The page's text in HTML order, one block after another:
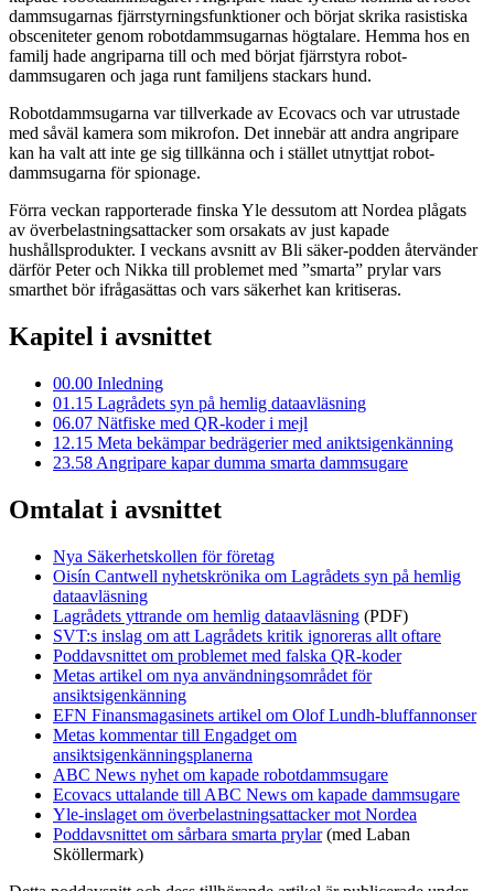
dammsugarnas fjärrstyrningsfunktioner och börjat skrika rasistiska
obsceniteter genom robot­dammsugarnas högtalare. Hemma hos en
familj hade angriparna till och med börjat fjärrstyra robot­
dammsugaren och jaga runt familjens stackars hund.
Robot­dammsugarna var tillverkade av Ecovacs och var utrustade
med såväl kamera som mikrofon. Det innebär att andra angripare
kan ha valt att inte ge sig tillkänna och i stället utnyttjat robot­
dammsugarna för spionage.
Förra veckan rapporterade finska Yle dessutom att Nordea plågats
av överbelastnings­attacker som orsakats av just kapade
hushållsprodukter. I veckans avsnitt av Bli säker-podden återvänder
därför Peter och Nikka till problemet med ”smarta” prylar vars
smarthet bör ifrågasättas och vars säkerhet kan kritiseras.
Kapitel i avsnittet
00.00 Inledning
01.15 Lagrådets syn på hemlig dataavläsning
06.07 Nätfiske med QR-koder i mejl
12.15 Meta bekämpar bedrägerier med aniktsigenkänning
23.58 Angripare kapar dumma smarta dammsugare
Omtalat i avsnittet
Nya Säkerhetskollen för företag
Oisín Cantwell nyhetskrönika om Lagrådets syn på hemlig
dataavläsning
Lagrådets yttrande om hemlig dataavläsning (PDF)
SVT:s inslag om att Lagrådets kritik ignoreras allt oftare
Poddavsnittet om problemet med falska QR-koder
Metas artikel om nya användningsområdet för
ansiktsigenkänning
EFN Finansmagasinets artikel om Olof Lundh-bluffannonser
Metas kommentar till Engadget om
ansiktsigenkänningsplanerna
ABC News nyhet om kapade robotdammsugare
Ecovacs uttalande till ABC News om kapade dammsugare
Yle-inslaget om överbelastningsattacker mot Nordea
Poddavsnittet om sårbara smarta prylar(med Laban
Sköllermark)